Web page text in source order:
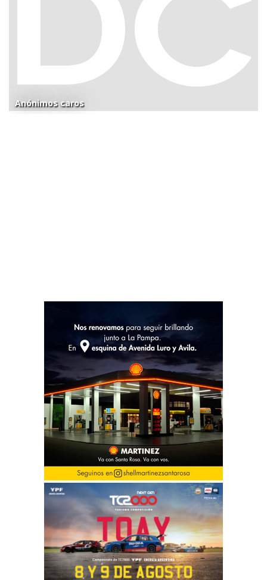
Anónimos caros